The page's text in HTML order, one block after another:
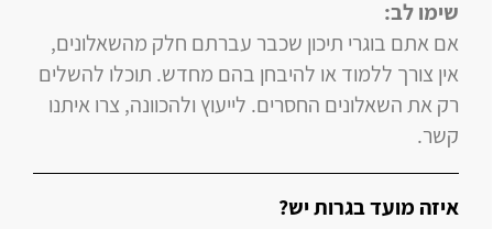
שימו לב:
אם אתם בוגרי תיכון שכבר עברתם חלק מהשאלונים,
אין צורך ללמוד או להיבחן בהם מחדש. תוכלו להשלים
רק את השאלונים החסרים. לייעוץ ולהכוונה, צרו איתנו
קשר.
איזה מועד בגרות יש?